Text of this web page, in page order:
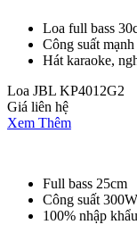
Loa full bass
Công suất
Hát karaoke,
Loa JBL KP4012G2
Giá liên hệ
Xem Thêm
Full bass 25cm
Công suất
100% nhập